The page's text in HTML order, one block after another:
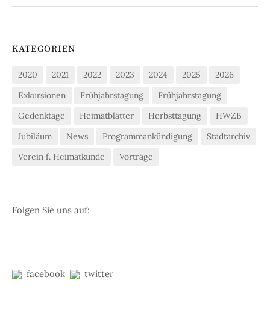
KATEGORIEN
2020 2021 2022 2023 2024 2025
2026
Exkursionen
Frühjahrstagung
Frühjahrstagung
Gedenktage
Heimatblätter Herbsttagung
HWZB
Jubiläum
News Programmankündigung
Stadtarchiv
Verein f. Heimatkunde
Vorträge
Folgen Sie uns auf:
facebook twitter